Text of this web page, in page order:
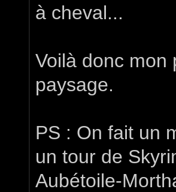
à cheval...
Voilà donc mon
paysage.
PS : On fait un
un tour de
Aubétoile-